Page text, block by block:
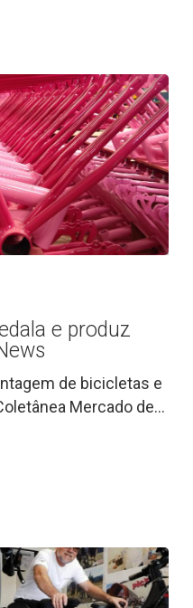
e produz
de bicicletas e
Mercado de…